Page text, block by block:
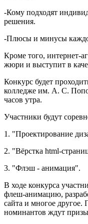
-Кому подходят
решения.
-Плюсы и минусы
Кроме того, интернет-
жюри и выступит в
Конкурс будет
колледже им. А. С.
часов утра.
Участники будут
1. "Проектирование
2. "Вёрстка html-
3. "Флэш - анимация".
В ходе конкурса
флеш-анимацию,
сайта и многое другое.
номинантов ждут